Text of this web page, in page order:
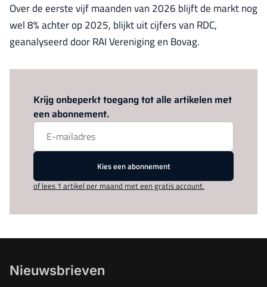
Over de eerste vijf maanden van 2026 blijft de markt nog
wel 8% achter op 2025, blijkt uit cijfers van RDC,
geanalyseerd door RAI Vereniging en Bovag.
Krijg onbeperkt toegang tot alle artikelen met
een abonnement.
Kies een abonnement
of lees 1 artikel per maand met een gratis account.
Nieuwsbrieven